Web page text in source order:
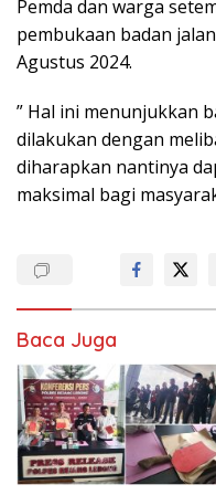
Pemda dan warga
pembukaan badan
Agustus 2024.
” Hal ini menunjukkan
dilakukan dengan
diharapkan nantinya
maksimal bagi
Baca Juga